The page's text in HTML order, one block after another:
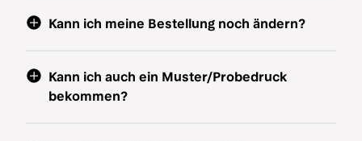
Kann ich meine Bestellung noch ändern?
Kann ich auch ein Muster/Probedruck
bekommen?